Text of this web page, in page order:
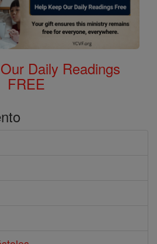
Daily Readings
FREE